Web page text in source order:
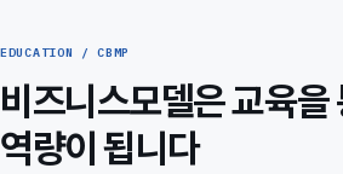
EDUCATION / CBMP
비즈니스모델은 교육을
역량이 됩니다